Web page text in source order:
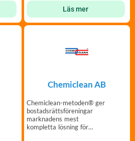
Läs mer
Chemiclean AB
Chemiclean-metoden® ger
bostadsrättsföreningar
marknadens mest
kompletta lösning för